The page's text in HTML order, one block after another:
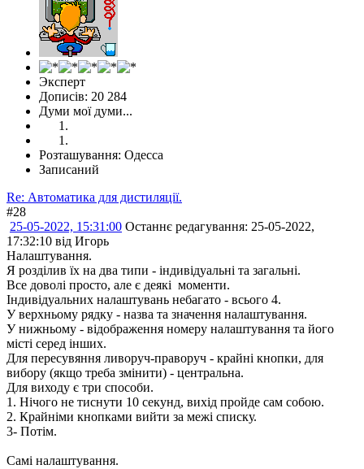
Эксперт
Дописів: 20 284
Думи мої думи...
Розташування: Одесса
Записаний
Re: Автоматика для дистиляції.
#28
25-05-2022, 15:31:00 Останнє редагування: 25-05-2022,
17:32:10 від Игорь
Налаштування.
Я розділив їх на два типи - індивідуальні та загальні.
Все доволі просто, але є деякі моменти.
Індивідуальних налаштувань небагато - всього 4.
У верхньому рядку - назва та значення налаштування.
У нижньому - відображення номеру налаштування та його
місті серед інших.
Для пересувяння ливоруч-праворуч - крайні кнопки, для
вибору (якщо треба змінити) - центральна.
Для виходу є три способи.
1. Нічого не тиснути 10 секунд, вихід пройде сам собою.
2. Крайніми кнопками вийти за межі списку.
3- Потім.
Самі налаштування.